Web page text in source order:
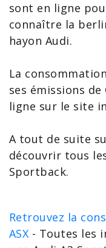
sont en ligne
connaître la
hayon Audi.
La
ses émissions
ligne sur le site
A tout de suite
découvrir tous
Sportback.
Retrouvez la
ASX - Toutes les